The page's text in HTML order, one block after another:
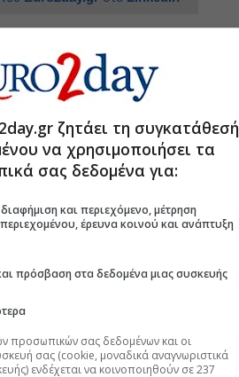
τα προωθούν
σαλμονέλωσης
και ο προμηθευτής
ζητάει τη συγκατάθεσή
να χρησιμοποιήσει τα
σας δεδομένα για:
και περιεχόμενο, μέτρηση
έρευνα κοινού και ανάπτυξη
πρόσβαση στα δεδομένα μιας συσκευής
προσωπικών σας δεδομένων και οι
σας (cookie, μοναδικά αναγνωριστικά
ενδέχεται να κοινοποιηθούν σε 237